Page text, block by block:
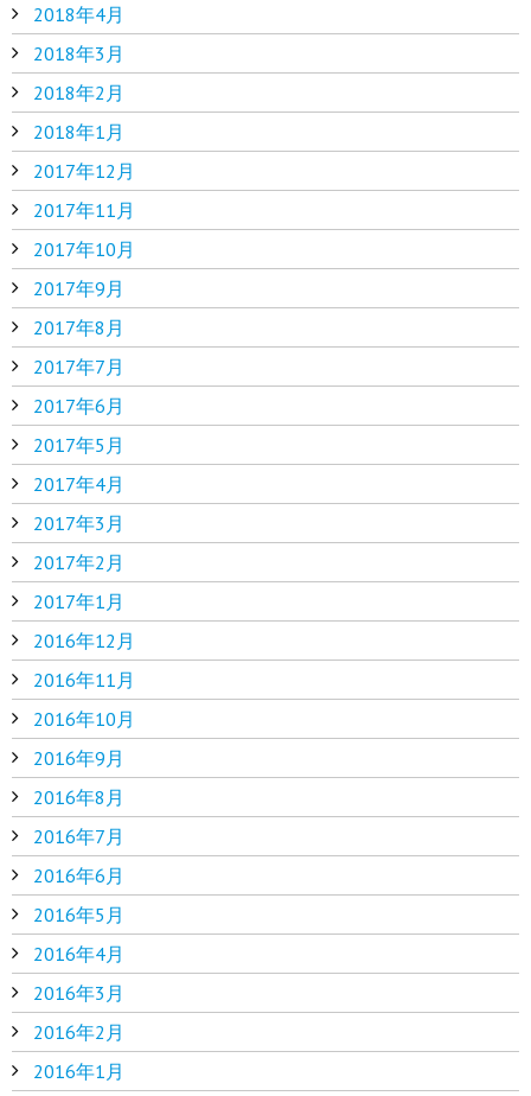
2018年4月
2018年3月
2018年2月
2018年1月
2017年12月
2017年11月
2017年10月
2017年9月
2017年8月
2017年7月
2017年6月
2017年5月
2017年4月
2017年3月
2017年2月
2017年1月
2016年12月
2016年11月
2016年10月
2016年9月
2016年8月
2016年7月
2016年6月
2016年5月
2016年4月
2016年3月
2016年2月
2016年1月